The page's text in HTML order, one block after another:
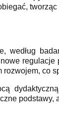
według
rozwojem, co